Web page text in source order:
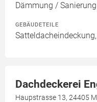
Dämmung / Sanierung
GEBÄUDETEILE
Dachdeckerei
Haupstrasse 13, 24405